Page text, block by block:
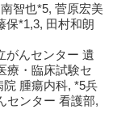
智也*5, 菅原宏美
保*1,3, 田村和朗
がんセンター 遺
療・臨床試験セ
腫瘍内科, *5兵
センター 看護部,